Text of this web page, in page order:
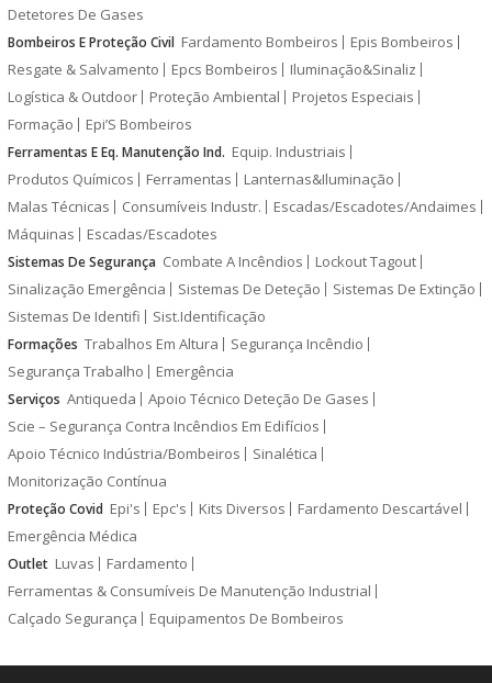
Detetores De Gases
Bombeiros E Proteção Civil Fardamento Bombeiros
Epis Bombeiros
Resgate & Salvamento
Epcs Bombeiros
Iluminação&Sinaliz
Logística & Outdoor
Proteção Ambiental
Projetos Especiais
Formação
Epi’S Bombeiros
Ferramentas E Eq. Manutenção Ind. Equip. Industriais
Produtos Químicos
Ferramentas
Lanternas&Iluminação
Malas Técnicas
Consumíveis Industr.
Escadas/Escadotes/Andaimes
Máquinas
Escadas/Escadotes
Sistemas De Segurança Combate A Incêndios
Lockout Tagout
Sinalização Emergência
Sistemas De Deteção
Sistemas De Extinção
Sistemas De Identifi
Sist.Identificação
Formações Trabalhos Em Altura
Segurança Incêndio
Segurança Trabalho
Emergência
Serviços Antiqueda
Apoio Técnico Deteção De Gases
Scie – Segurança Contra Incêndios Em Edifícios
Apoio Técnico Indústria/Bombeiros
Sinalética
Monitorização Contínua
Proteção Covid Epi's Epc's Kits Diversos
Fardamento Descartável
Emergência Médica
Outlet Luvas
Fardamento
Ferramentas & Consumíveis De Manutenção Industrial
Calçado Segurança
Equipamentos De Bombeiros